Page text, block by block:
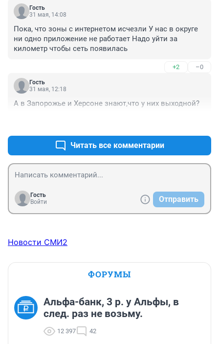
Гость
31 мая, 14:08
Пока, что зоны с интернетом исчезли У нас в округе
ни одно приложение не работает Надо уйти за
километр чтобы сеть появилась
+2 –0
Гость
31 мая, 12:18
А в Запорожье и Херсоне знают,что у них выходной?
Читать все комментарии
Гость
Войти
Отправить
Новости СМИ2
ФОРУМЫ
Альфа-банк, 3 р. у Альфы, в
след. раз не возьму.
12 397 42